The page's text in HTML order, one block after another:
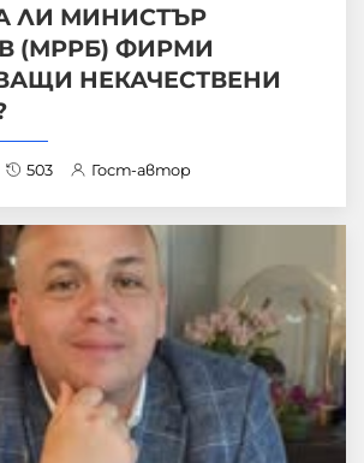
ЛИ МИНИСТЪР
(МРРБ) ФИРМИ
НЕКАЧЕСТВЕНИ
503 Гост-автор